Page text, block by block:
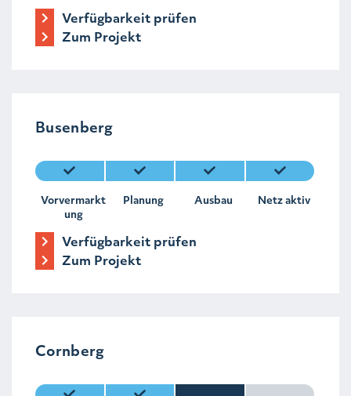
Verfügbarkeit prüfen
Zum Projekt
Busenberg
Vorvermarkt
ung
Planung Ausbau Netz aktiv
Verfügbarkeit prüfen
Zum Projekt
Cornberg